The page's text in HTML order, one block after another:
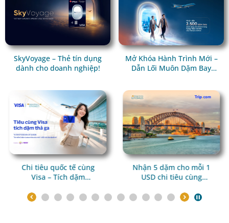
SkyVoyage – Thẻ tín dụng
dành cho doanh nghiệp!
Mở Khóa Hành Trình Mới –
Dẫn Lối Muôn Dặm Bay
Chi tiêu quốc tế cùng
Visa – Tích dặm
hành trình
Nhận 5 dặm cho mỗi 1
USD chi tiêu cùng